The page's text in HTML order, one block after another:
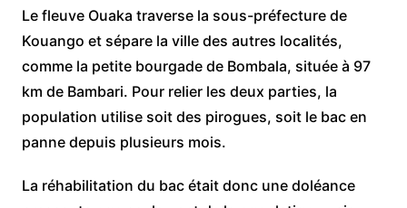
Le fleuve Ouaka traverse la sous-préfecture de
Kouango et sépare la ville des autres localités,
comme la petite bourgade de Bombala, située à 97
km de Bambari. Pour relier les deux parties, la
population utilise soit des pirogues, soit le bac en
panne depuis plusieurs mois.
La réhabilitation du bac était donc une doléance